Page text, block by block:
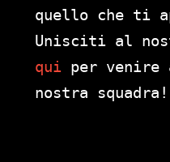
quello che ti
Unisciti al
qui per
nostra squadra!